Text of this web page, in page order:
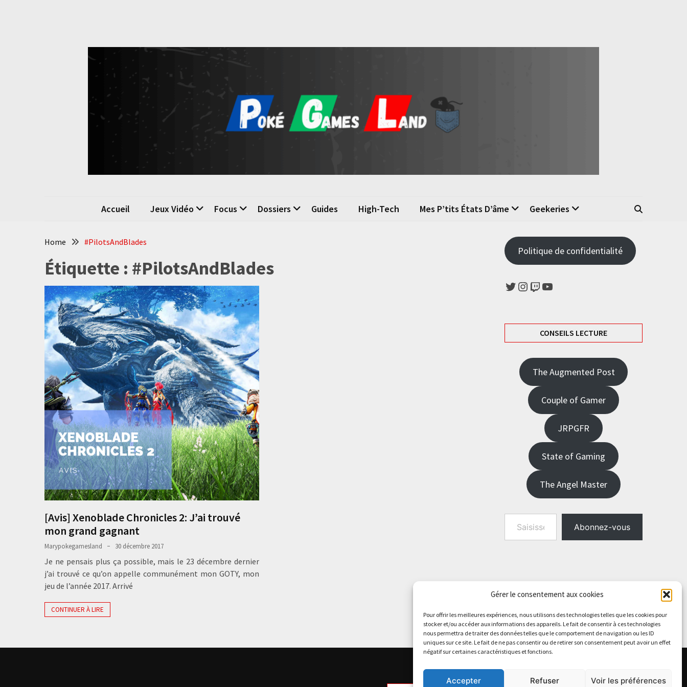
Gérer le consentement aux cookies
Pour offrir les meilleures expériences, nous utilisons des technologies telles que les cookies pour
stocker et/ou accéder aux informations des appareils. Le fait de consentir à ces technologies
nous permettra de traiter des données telles que le comportement de navigation ou les ID
uniques sur ce site. Le fait de ne pas consentir ou de retirer son consentement peut avoir un effet
négatif sur certaines caractéristiques et fonctions.
Accepter Refuser Voir les préférences
Poké Games Land
La passion du jeu vidéo
Accueil Jeux Vidéo Focus Dossiers Guides High-Tech Mes P’tits États D’âme Geekeries
Home #PilotsAndBlades
Étiquette : #PilotsAndBlades
[Avis] Xenoblade Chronicles 2: J’ai trouvé
mon grand gagnant
Marypokegamesland 30 décembre 2017
Je ne pensais plus ça possible, mais le 23 décembre dernier
j’ai trouvé ce qu’on appelle communément mon GOTY, mon
jeu de l’année 2017. Arrivé
CONTINUER À LIRE
Politique de confidentialité
Twitter
Instagram
TwitchYouTube
CONSEILS LECTURE
The Augmented Post
Couple of Gamer
JRPGFR
State of Gaming
The Angel Master
Saisissez votre adresse e-mail…
Abonnez-vous